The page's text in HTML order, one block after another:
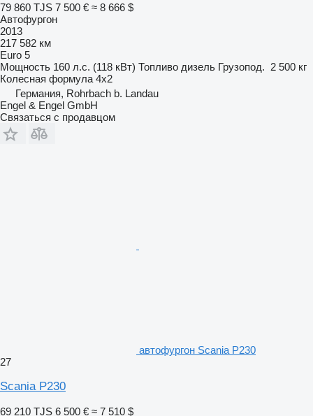
79 860 TJS 7 500 € ≈ 8 666 $
Автофургон
2013
217 582 км
Euro 5
Мощность 160 л.с. (118 кВт) Топливо дизель Грузопод. 2 500 кг
Колесная формула 4x2
Германия, Rohrbach b. Landau
Engel & Engel GmbH
Связаться с продавцом
автофургон Scania P230
27
Scania P230
69 210 TJS 6 500 € ≈ 7 510 $